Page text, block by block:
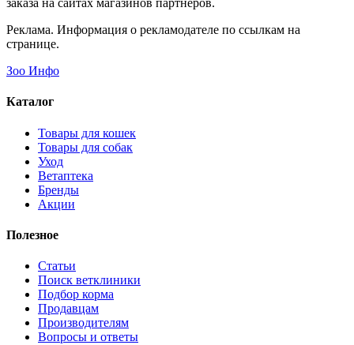
заказа на сайтах магазинов партнеров.
Реклама. Информация о рекламодателе по ссылкам на
странице.
Зоо Инфо
Каталог
Товары для кошек
Товары для собак
Уход
Ветаптека
Бренды
Акции
Полезное
Статьи
Поиск ветклиники
Подбор корма
Продавцам
Производителям
Вопросы и ответы